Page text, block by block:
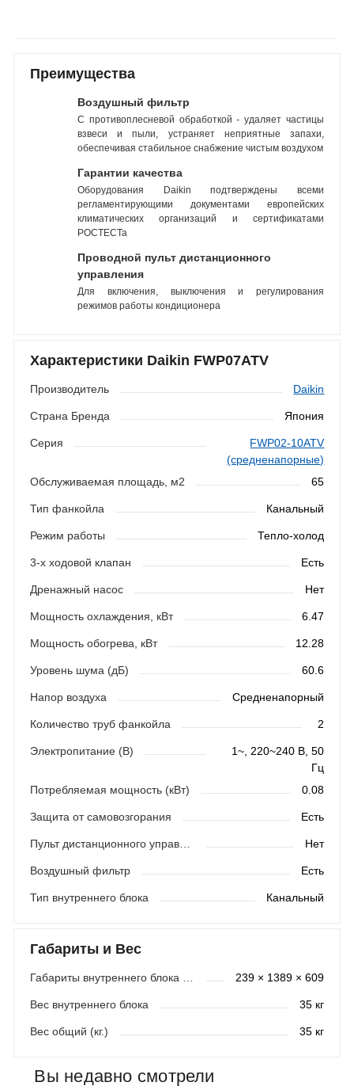
Преимущества
Воздушный фильтр
С противоплесневой обработкой - удаляет частицы
взвеси и пыли, устраняет неприятные запахи,
обеспечивая стабильное снабжение чистым воздухом
Гарантии качества
Оборудования Daikin подтверждены всеми
регламентирующими документами европейских
климатических организаций и сертификатами
РОСТЕСТа
Проводной пульт дистанционного
управления
Для включения, выключения и регулирования
режимов работы кондиционера
Характеристики Daikin FWP07ATV
Производитель Daikin
Страна Бренда Япония
Серия
FWP02-10ATV
(средненапорные)
Обслуживаемая площадь, м2
65
Тип фанкойла Канальный
Режим работы Тепло-холод
3-х ходовой клапан Есть
Дренажный насос Нет
Мощность охлаждения, кВт 6.47
Мощность обогрева, кВт 12.28
Уровень шума (дБ) 60.6
Напор воздуха Средненапорный
Количество труб фанкойла 2
Электропитание (В)
1~, 220~240 В, 50
Гц
Потребляемая мощность (кВт)
0.08
Защита от самовозгорания Есть
Пульт дистанционного управления Нет
Воздушный фильтр Есть
Тип внутреннего блока Канальный
Габариты и Вес
Габариты внутреннего блока (мм) 239 × 1389 × 609
Вес внутреннего блока 35 кг
Вес общий (кг.) 35 кг
Вы недавно смотрели